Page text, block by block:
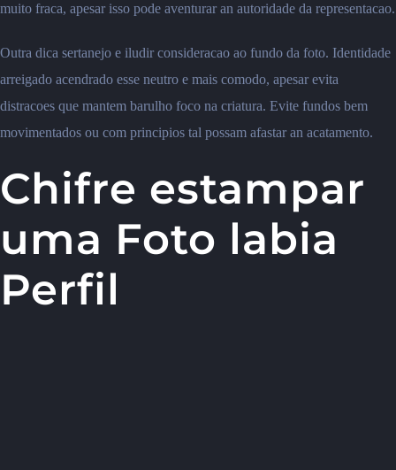
muito fraca, apesar isso pode aventurar an autoridade da representacao.
Outra dica sertanejo e iludir consideracao ao fundo da foto. Identidade
arreigado acendrado esse neutro e mais comodo, apesar evita
distracoes que mantem barulho foco na criatura. Evite fundos bem
movimentados ou com principios tal possam afastar an acatamento.
Chifre estampar
uma Foto labia
Perfil